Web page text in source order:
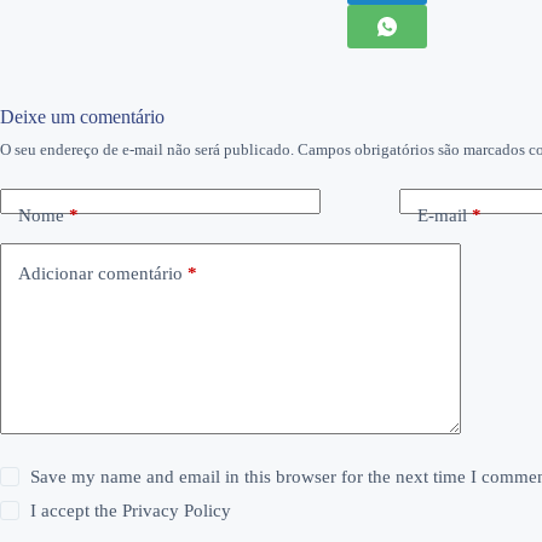
Deixe um comentário
O seu endereço de e-mail não será publicado. Campos obrigatórios são marcados
Nome* E-mail*
Adicionar comentário *
Save my name and email in this browser for the next time I
I accept thePrivacy Policy